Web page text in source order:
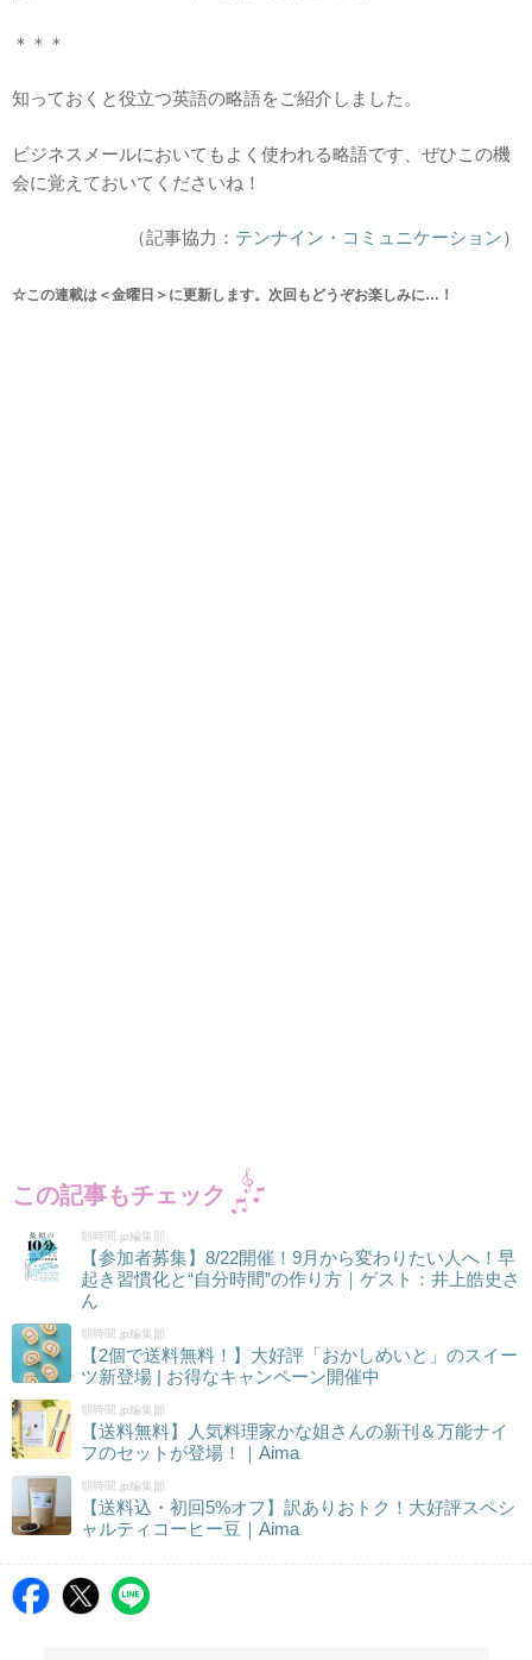
＊＊＊
知っておくと役立つ英語の略語をご紹介しました。
ビジネスメールにおいてもよく使われる略語です、ぜひこの機
会に覚えておいてくださいね！
（記事協力： テンナイン・コミュニケーション）
☆この連載は＜金曜日＞に更新します。次回もどうぞお楽しみに…！
この記事もチェック
朝時間.jp編集部
【参加者募集】8/22開催！9月から変わりたい人へ！早
起き習慣化と“自分時間”の作り方｜ゲスト：井上皓史さ
ん
朝時間.jp編集部
【2個で送料無料！】大好評「おかしめいと」のスイー
ツ新登場 | お得なキャンペーン開催中
朝時間.jp編集部
【送料無料】人気料理家かな姐さんの新刊＆万能ナイ
フのセットが登場！｜Aima
朝時間.jp編集部
【送料込・初回5%オフ】訳ありおトク！大好評スペシ
ャルティコーヒー豆｜Aima